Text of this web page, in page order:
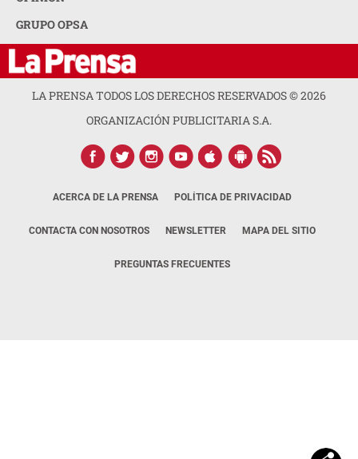
GRUPO OPSA
LA PRENSA TODOS LOS DERECHOS RESERVADOS ©2026
ORGANIZACIÓN PUBLICITARIA S.A.
ACERCA DE LA PRENSA POLÍTICA DE PRIVACIDAD
CONTACTA CON NOSOTROS NEWSLETTER MAPA DEL SITIO
PREGUNTAS FRECUENTES